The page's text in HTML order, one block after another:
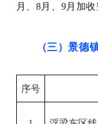
月、8月、9月加
（三）景德
序号